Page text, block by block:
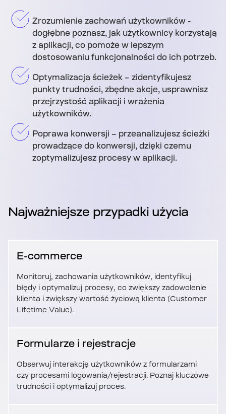
Zrozumienie zachowań użytkowników -
dogłębne poznasz, jak użytkownicy korzystają
z aplikacji, co pomoże w lepszym
dostosowaniu funkcjonalności do ich potrzeb.
Optymalizacja ścieżek – zidentyfikujesz
punkty trudności, zbędne akcje, usprawnisz
przejrzystość aplikacji i wrażenia
użytkowników.
Poprawa konwersji – przeanalizujesz ścieżki
prowadzące do konwersji, dzięki czemu
zoptymalizujesz procesy w aplikacji.
Najważniejsze przypadki użycia
E-commerce
Monitoruj, zachowania użytkowników, identyfikuj
błędy i optymalizuj procesy, co zwiększy zadowolenie
klienta i zwiększy wartość życiową klienta (Customer
Lifetime Value).
Formularze i rejestracje
Obserwuj interakcję użytkowników z formularzami
czy procesami logowania/rejestracji. Poznaj kluczowe
trudności i optymalizuj proces.